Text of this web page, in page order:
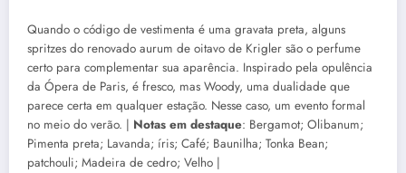
Quando o código de vestimenta é uma gravata preta, alguns
spritzes do renovado aurum de oitavo de Krigler são o perfume
certo para complementar sua aparência. Inspirado pela opulência
da Ópera de Paris, é fresco, mas Woody, uma dualidade que
parece certa em qualquer estação. Nesse caso, um evento formal
no meio do verão. | Notas em destaque: Bergamot; Olibanum;
Pimenta preta; Lavanda; íris; Café; Baunilha; Tonka Bean;
patchouli; Madeira de cedro; Velho |